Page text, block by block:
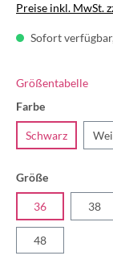
Preise inkl. MwSt.
Sofort
Größentabelle
Farbe
Schwarz
Größe
36 38
48